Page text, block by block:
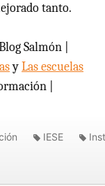
tanto.
Salmón |
yLas escuelas
|
IESE